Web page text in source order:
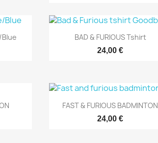
Aperçu rapide
BAD & FURIOUS Tshirt
24,00 €
Aperçu rapide
FAST & FURIOUS BADMINTON
24,00 €